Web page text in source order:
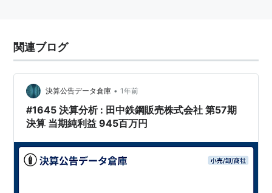
関連ブログ
決算公告データ倉庫 • 1年前
#1645 決算分析 : 田中鉄鋼販売株式会社 第57期
決算 当期純利益 945百万円